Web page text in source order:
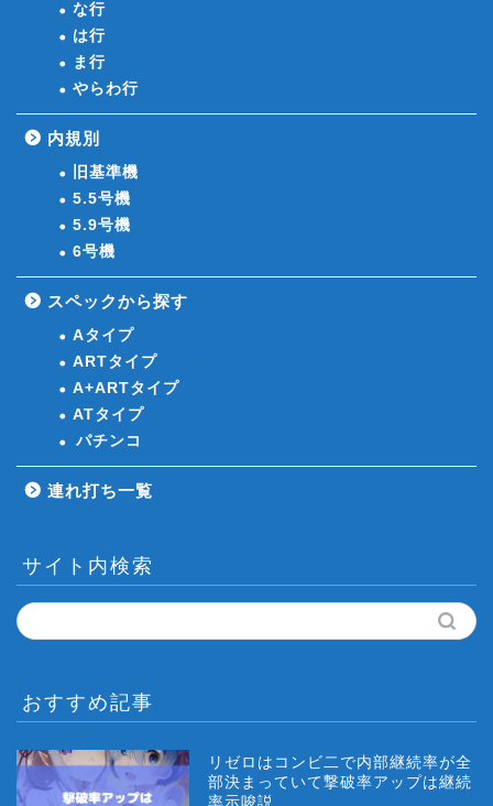
な行
は行
ま行
やらわ行
内規別
旧基準機
5.5号機
5.9号機
6号機
スペックから探す
Aタイプ
ARTタイプ
A+ARTタイプ
ATタイプ
パチンコ
連れ打ち一覧
サイト内検索
おすすめ記事
リゼロはコンビ二で内部継続率が全
部決まっていて撃破率アップは継続
率示唆説